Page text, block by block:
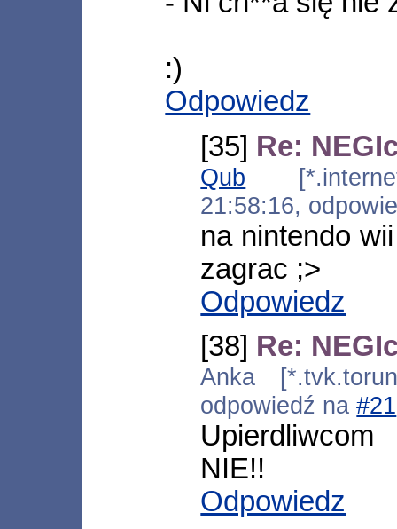
:)
Odpowiedz
[35] Re:
Qub
21:58:16,
na nintendo
zagrac ;>
Odpowiedz
[38] Re:
Anka
odpowiedź na#21
Upierdliwcom
NIE!!
Odpowiedz